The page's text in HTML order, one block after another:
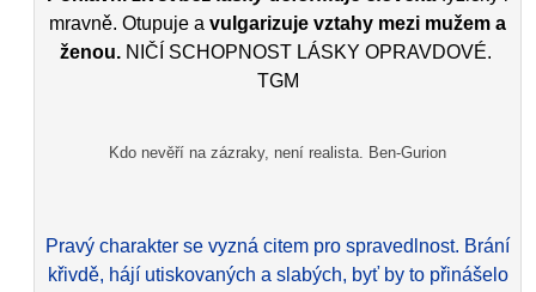
mravně. Otupuje avulgarizuje vztahy mezi mužem a
ženou. NIČÍ SCHOPNOST LÁSKY OPRAVDOVÉ.
TGM
Kdo nevěří na zázraky, není realista. Ben-Gurion
Pravý charakter se vyzná citem pro spravedlnost. Brání
křivdě, hájí utiskovaných a slabých, byť by to přinášelo